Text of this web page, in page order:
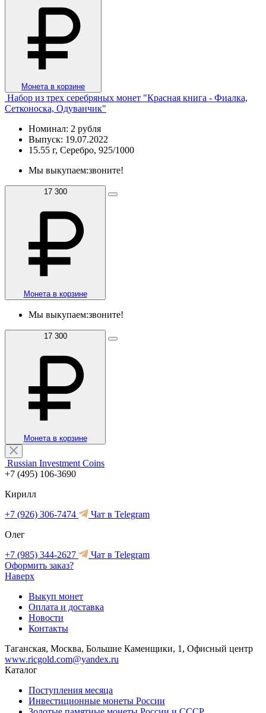
Монета в корзине
Набор из трех серебряных монет "Красная книга - Фиалка,
Сетконоска, Одуванчик"
Номинал: 2 рубля
Выпуск: 19.07.2022
15.55 г, Серебро, 925/1000
Мы выкупаем:звоните!
17 300
Монета в корзине
Мы выкупаем:звоните!
17 300
Монета в корзине
Russian Investment Coins
+7 (495) 106-3690
Кирилл
+7 (926) 306-7474
Чат в Telegram
Олег
+7 (985) 344-2627
Чат в Telegram
Оформить заказ?
Наверх
Выкуп монет
Оплата и доставка
Новости
Контакты
Таганская, Москва, Большие Каменщики, 1, Офисный центр
www.ricgold.com@yandex.ru
Каталог
Поступления месяца
Инвестиционные монеты России